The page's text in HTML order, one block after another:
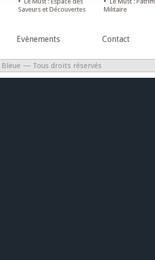
Saveurs et Découvertes Militaire
Evènements Contact
— Tous droits réservés